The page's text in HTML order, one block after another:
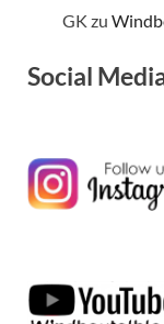
GK zu
Social